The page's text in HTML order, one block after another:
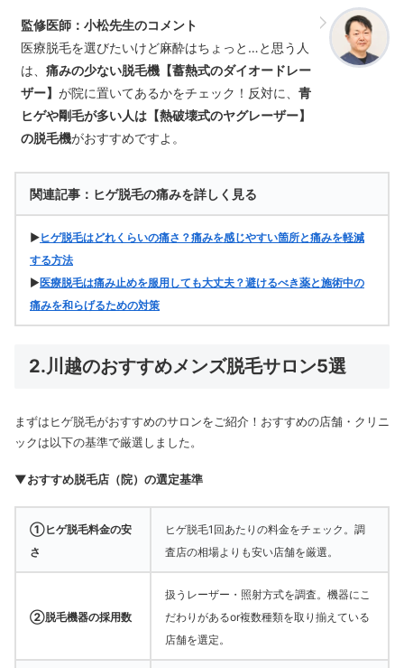
監修医師：小松先生のコメント
医療脱毛を選びたいけど麻酔はちょっと…と思う人
は、 痛みの少ない脱毛機【蓄熱式のダイオードレー
ザー】 が院に置いてあるかをチェック！反対に、 青
ヒゲや剛毛が多い人は【熱破壊式のヤグレーザー】
の脱毛機がおすすめですよ。
関連記事：ヒゲ脱毛の痛みを詳しく見る
▶ヒゲ脱毛はどれくらいの痛さ？痛みを感じやすい箇所と痛みを軽減
する方法
▶医療脱毛は痛み止めを服用しても大丈夫？避けるべき薬と施術中の
痛みを和らげるための対策
2.川越のおすすめメンズ脱毛サロン5選
まずはヒゲ脱毛がおすすめのサロンをご紹介！おすすめの店舗・クリニ
ックは以下の基準で厳選しました。
▼おすすめ脱毛店（院）の選定基準
①ヒゲ脱毛料金の安
さ
ヒゲ脱毛1回あたりの料金をチェック。調
査店の相場よりも安い店舗を厳選。
②脱毛機器の採用数
扱うレーザー・照射方式を調査。機器にこ
だわりがあるor複数種類を取り揃えている
店舗を選定。